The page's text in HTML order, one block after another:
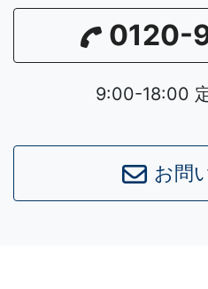
0120-
9:00-18:00
お問